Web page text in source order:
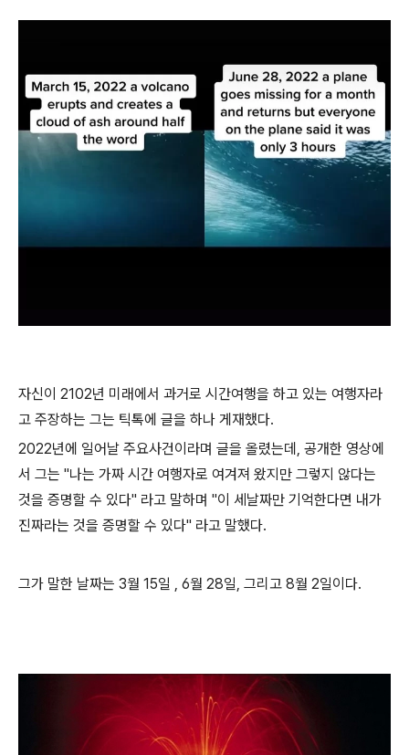
자신이 2102년 미래에서 과거로 시간여행을 하고 있는 여행자라
고 주장하는 그는 틱톡에 글을 하나 게재했다.
2022년에 일어날 주요사건이라며 글을 올렸는데, 공개한 영상에
서 그는 "나는 가짜 시간 여행자로 여겨져 왔지만 그렇지 않다는
것을 증명할 수 있다" 라고 말하며 "이 세날짜만 기억한다면 내가
진짜라는 것을 증명할 수 있다" 라고 말했다.
그가 말한 날짜는 3월 15일 , 6월 28일, 그리고 8월 2일이다.